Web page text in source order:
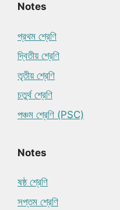
Notes
প্রথম শ্রেণি
দ্বিতীয় শ্রেণি
তৃতীয় শ্রেণি
চতুর্থ শ্রেণি
পঞ্চম শ্রেণি (PSC)
Notes
ষষ্ঠ শ্রেণি
সপ্তম শ্রেণি